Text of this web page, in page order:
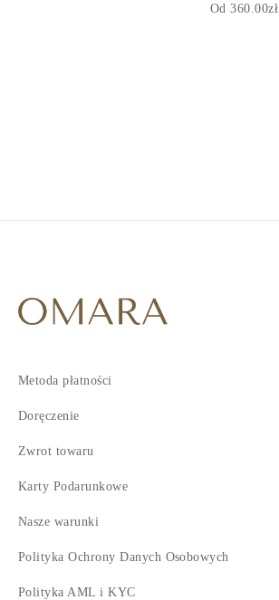
Od 360.00zł
Metoda płatności
Doręczenie
Zwrot towaru
Karty Podarunkowe
Nasze warunki
Polityka Ochrony Danych Osobowych
Polityka AML i KYC